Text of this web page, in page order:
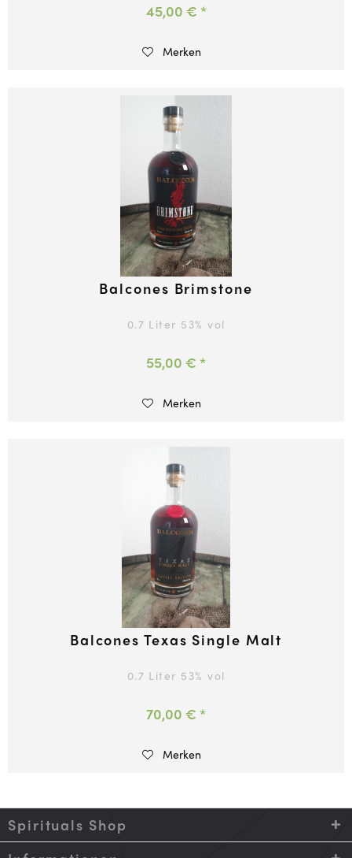
45,00 € *
Merken
Balcones Brimstone
0.7 Liter 53% vol
55,00 € *
Merken
Balcones Texas Single Malt
0.7 Liter 53% vol
70,00 € *
Merken
Spirituals Shop